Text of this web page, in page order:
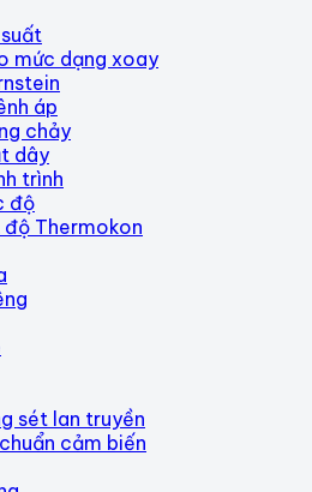
mức dạng xoay
áp
chảy
dây
trình
độ
Thermokon
sét lan truyền
cảm biến